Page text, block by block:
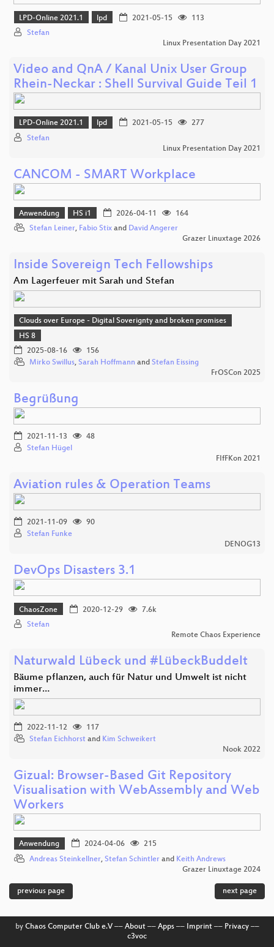
LPD-Online 2021.1 lpd 2021-05-15
113
Stefan
Linux Presentation Day 2021
Video and QnA / Kanal Unix User Group
Rhein-Neckar : Shell Survival Guide Teil 1
LPD-Online 2021.1 lpd 2021-05-15
277
Stefan
Linux Presentation Day 2021
CANCOM - SMART Workplace
Anwendung HS i1 2026-04-11
164
Stefan Leiner, Fabio Stix and David Angerer
Grazer Linuxtage 2026
Inside Sovereign Tech Fellowships
Am Lagerfeuer mit Sarah und Stefan
Clouds over Europe - Digital Soverignty and broken promises
HS 8
2025-08-16
156
Mirko Swillus, Sarah Hoffmann and Stefan Eissing
FrOSCon 2025
Begrüßung
2021-11-13
48
Stefan Hügel
FIfFKon 2021
Aviation rules & Operation Teams
2021-11-09
90
Stefan Funke
DENOG13
DevOps Disasters 3.1
ChaosZone 2020-12-29
7.6k
Stefan
Remote Chaos Experience
Naturwald Lübeck und #LübeckBuddelt
Bäume pflanzen, auch für Natur und Umwelt ist nicht
immer…
2022-11-12
117
Stefan Eichhorst and Kim Schweikert
Nook 2022
Gizual: Browser-Based Git Repository
Visualisation with WebAssembly and Web
Workers
Anwendung 2024-04-06
215
Andreas Steinkellner, Stefan Schintler and Keith Andrews
Grazer Linuxtage 2024
previous page next page
by Chaos Computer Club e.V–– About–– Apps–– Imprint–– Privacy––
c3voc